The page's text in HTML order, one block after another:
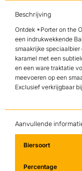
Beschrijving
Ontdek *Porter on the
een indrukwekkende
smaakrijke
karamel met een
en een ware traktatie
meevoeren op een
Exclusief verkrijgbaar
Aanvullende
Biersoort
Percentage